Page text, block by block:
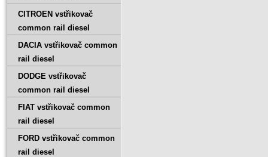
CITROEN vstřikovač
common rail diesel
DACIA vstřikovač common
rail diesel
DODGE vstřikovač
common rail diesel
FIAT vstřikovač common
rail diesel
FORD vstřikovač common
rail diesel